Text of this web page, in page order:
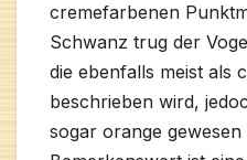
cremefarbenen
Schwanz trug der
die ebenfalls meist als
beschrieben wird,
sogar orange gewesen